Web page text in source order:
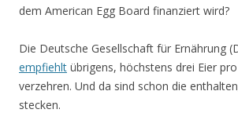
dem American Egg Board finanziert wird?
Die Deutsche Gesellschaft für Ernährung
empfiehlt übrigens, höchstens drei Eier
verzehren. Und da sind schon die
stecken.